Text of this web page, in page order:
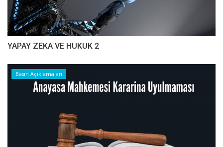
YAPAY ZEKA VE HUKUK 2
Basın Açıklamaları